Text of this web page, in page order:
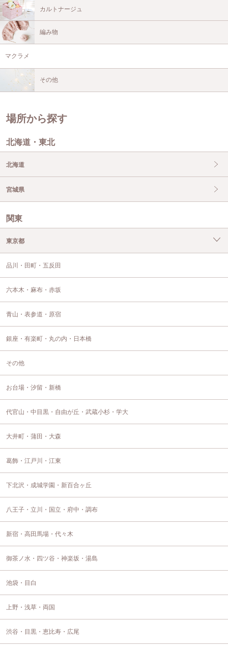
カルトナージュ
編み物
マクラメ
その他
場所から探す
北海道・東北
北海道
宮城県
関東
東京都
品川・田町・五反田
六本木・麻布・赤坂
青山・表参道・原宿
銀座・有楽町・丸の内・日本橋
その他
お台場・汐留・新橋
代官山・中目黒・自由が丘・武蔵小杉・学大
大井町・蒲田・大森
葛飾・江戸川・江東
下北沢・成城学園・新百合ヶ丘
八王子・立川・国立・府中・調布
新宿・高田馬場・代々木
御茶ノ水・四ツ谷・神楽坂・湯島
池袋・目白
上野・浅草・両国
渋谷・目黒・恵比寿・広尾